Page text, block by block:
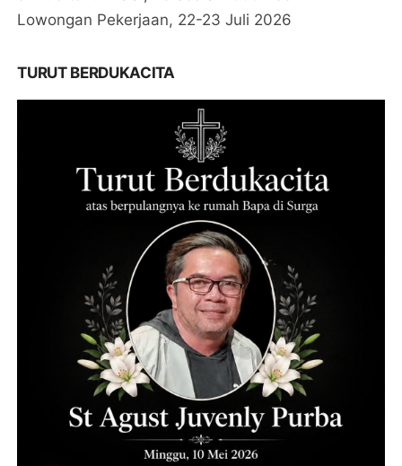
Lowongan Pekerjaan, 22-23 Juli 2026
TURUT BERDUKACITA